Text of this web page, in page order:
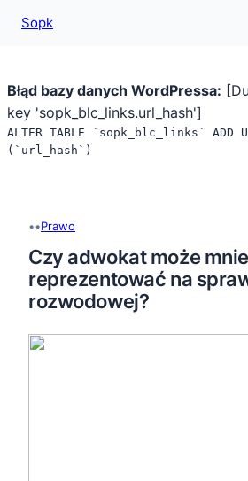
Błąd bazy danych WordPressa:
key 'sopk_blc_links.url_hash']
ALTER TABLE `sopk_blc_links` ADD
(`url_hash`)
treści
Sopk
••Prawo
Czy adwokat może mnie
reprezentować na
rozwodowej?